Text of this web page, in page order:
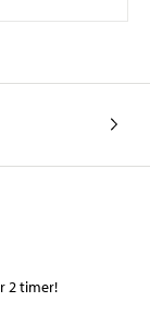
2 timer!